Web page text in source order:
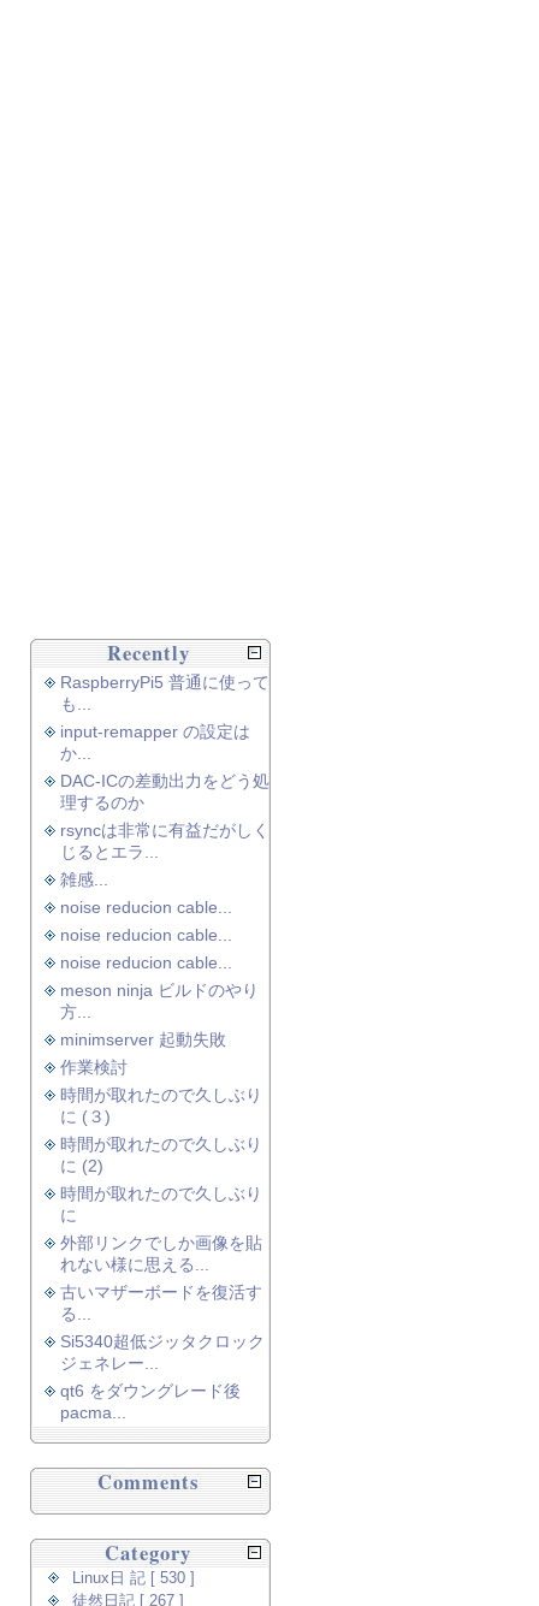
Recently
RaspberryPi5 普通に使って
も...
input-remapper の設定は
か...
DAC-ICの差動出力をどう処
理するのか
rsyncは非常に有益だがしく
じるとエラ...
雑感...
noise reducion cable...
noise reducion cable...
noise reducion cable...
meson ninja ビルドのやり
方...
minimserver 起動失敗
作業検討
時間が取れたので久しぶり
に (３)
時間が取れたので久しぶり
に (2)
時間が取れたので久しぶり
に
外部リンクでしか画像を貼
れない様に思える...
古いマザーボードを復活す
る...
Si5340超低ジッタクロック
ジェネレー...
qt6 をダウングレード後
pacma...
Comments
Category
Linux日 記 [ 530 ]
徒然日記 [ 267 ]